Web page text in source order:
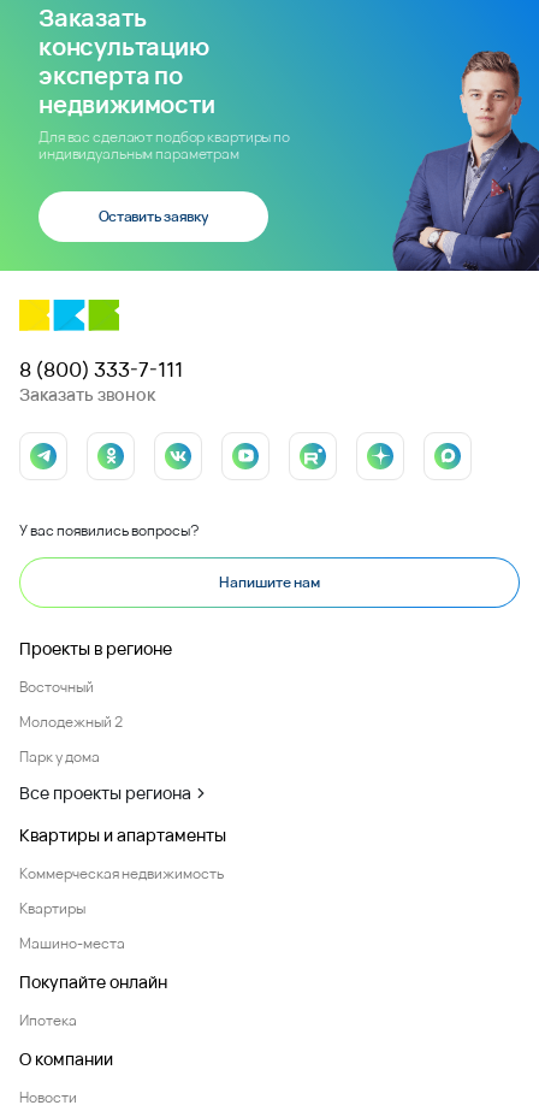
Заказать
консультацию
эксперта по
недвижимости
Для вас сделают подбор квартиры по
индивидуальным параметрам
Оставить заявку
8 (800) 333-7-111
Заказать звонок
У вас появились вопросы?
Напишите нам
Проекты в регионе
Восточный
Молодежный 2
Парк у дома
Все проекты региона
Квартиры и апартаменты
Коммерческая недвижимость
Квартиры
Машино-места
Покупайте онлайн
Ипотека
О компании
Новости